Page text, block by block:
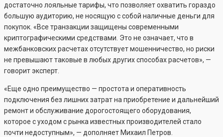
достаточно лояльные тарифы, что позволяет охватить гораздо
большую аудиторию, не носящую с собой наличные деньги для
покупок. «Все транзакции защищены современными
криптографическими средствами. Это не означает, что в
межбанковских расчетах отсутствует мошенничество, но риски
не превышают таковые в любых других способах расчетов», —
говорит эксперт.
«Еще одно преимущество — простота и оперативность
подключения без лишних затрат на приобретение и дальнейший
ремонт и обслуживание дорогостоящего оборудования,
которое с уходом с рынка известных производителей стало
почти недоступным», — дополняет Михаил Петров.